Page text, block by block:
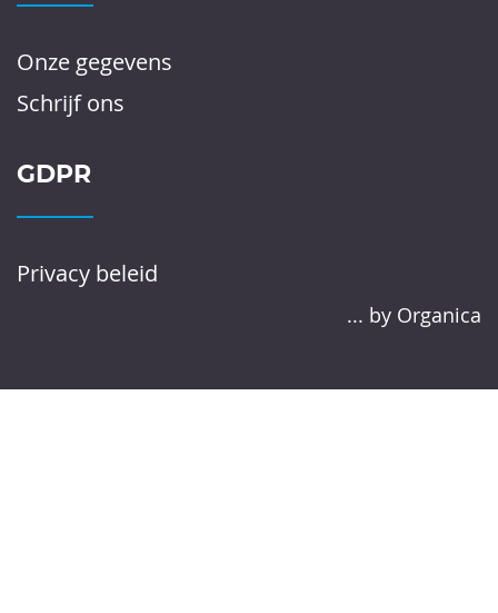
Onze gegevens
Schrijf ons
GDPR
Privacy beleid
... by Organica